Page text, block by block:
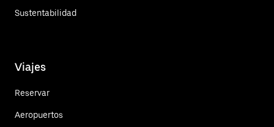
Sustentabilidad
Viajes
Reservar
Aeropuertos